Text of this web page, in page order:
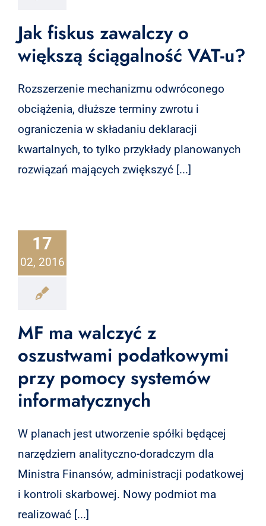
Jak fiskus zawalczy o
większą ściągalność VAT-u?
Rozszerzenie mechanizmu odwróconego
obciążenia, dłuższe terminy zwrotu i
ograniczenia w składaniu deklaracji
kwartalnych, to tylko przykłady planowanych
rozwiązań mających zwiększyć [...]
17
02, 2016
MF ma walczyć z
oszustwami podatkowymi
przy pomocy systemów
informatycznych
W planach jest utworzenie spółki będącej
narzędziem analityczno-doradczym dla
Ministra Finansów, administracji podatkowej
i kontroli skarbowej. Nowy podmiot ma
realizować [...]